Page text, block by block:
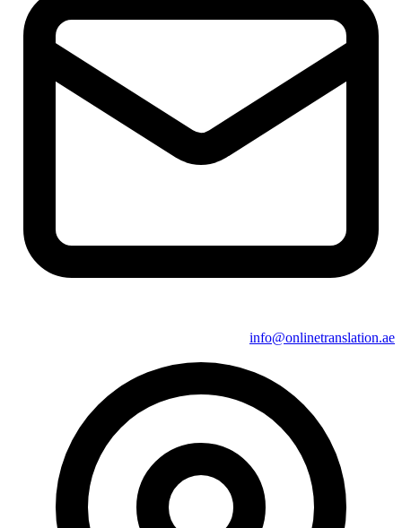
info@onlinetranslation.ae